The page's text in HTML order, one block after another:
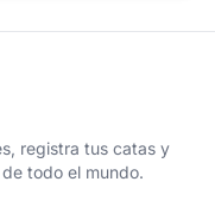
registra tus catas y
todo el mundo.